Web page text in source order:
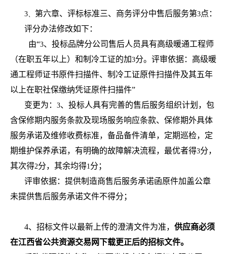
3、 第六章、评标标准三、商务评分中售后服务第3点：
评分办法修改如下：
由“3、投标品牌分公司售后人员具有高级暖通工程师
（在职五年以上）和制冷工证的加3分。评审依据：高级暖
通工程师证书原件扫描件、制冷工证原件扫描件及其五年
以上在职社保缴纳凭证原件扫描件”
变更为： 3、投标人具有完善的售后服务组织计划，包
含保修期内服务条款及现场服务响应条款、保修期外具体
服务承诺及维修收费标准，备品备件清单，定期巡检，定
期维护保养承诺，有明确的故障解决流程，最优者得3分，
其次得2分，其余均得1 分；
评审依据：提供制造商售后服务承诺函原件加盖公章
未提供售后服务承诺文件不得分；
4、招标文件以最新上传的澄清文件为准， 供应商必须
在江西省公共资源交易网下载更正后的招标文件。